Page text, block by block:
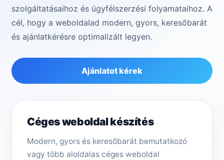
szolgáltatásaihoz és ügyfélszerzési folyamataihoz. A
cél, hogy a weboldalad modern, gyors, keresőbarát
és ajánlatkérésre optimalizált legyen.
Ajánlatot kérek
Céges weboldal készítés
Modern, gyors és keresőbarát bemutatkozó
vagy több aloldalas céges weboldal